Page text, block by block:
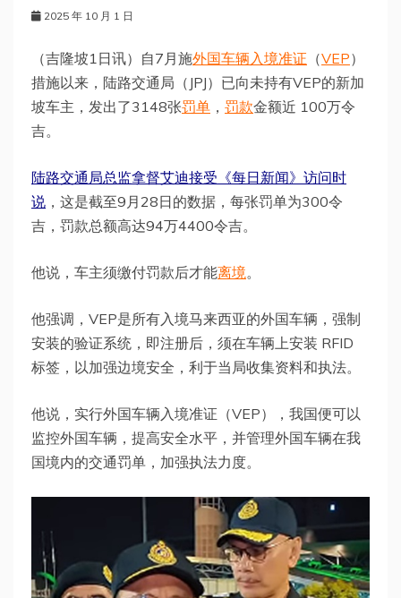
2025 年 10 月 1 日
（吉隆坡1日讯）自7月施外国车辆入境准证 （VEP）
措施以来，陆路交通局（JPJ）已向未持有VEP的新加
坡车主，发出了3148张罚单 ， 罚款金额近 100万令
吉。
陆路交通局总监拿督艾迪接受《每日新闻》访问时
说 ，这是截至9月28日的数据，每张罚单为300令
吉，罚款总额高达94万4400令吉。
他说，车主须缴付罚款后才能离境。
他强调，VEP是所有入境马来西亚的外国车辆，强制
安装的验证系统，即注册后，须在车辆上安装 RFID
标签，以加强边境安全，利于当局收集资料和执法。
他说，实行外国车辆入境准证（VEP），我国便可以
监控外国车辆，提高安全水平，并管理外国车辆在我
国境内的交通罚单，加强执法力度。